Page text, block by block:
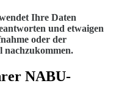
Ihre Daten
und etwaigen
oder der
nachzukommen.
NABU-